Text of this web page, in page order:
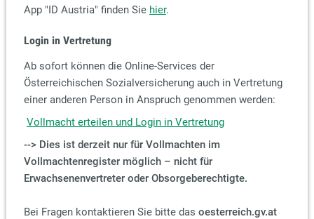
App "ID Austria" finden Sie hier.
Login in Vertretung
Ab sofort können die Online-Services der
Österreichischen Sozialversicherung auch in Vertretung
einer anderen Person in Anspruch genommen werden:
Vollmacht erteilen und Login in Vertretung
--> Dies ist derzeit nur für Vollmachten im
Vollmachtenregister möglich – nicht für
Erwachsenenvertreter oder Obsorgeberechtigte.
Bei Fragen kontaktieren Sie bitte das oesterreich.gv.at